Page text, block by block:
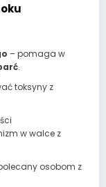
– pomaga w
.
toksyny z
w walce z
osobom z